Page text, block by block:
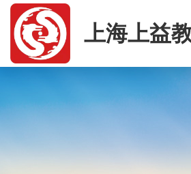
上海上益
司